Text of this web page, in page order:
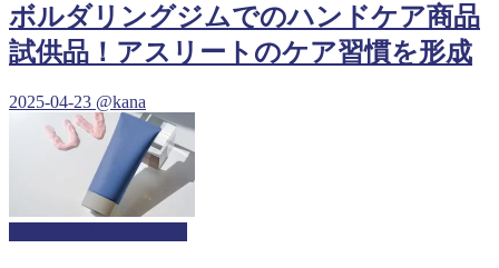
ボルダリングジムでのハンドケア商品
試供品！アスリートのケア習慣を形成
2025-04-23 @kana